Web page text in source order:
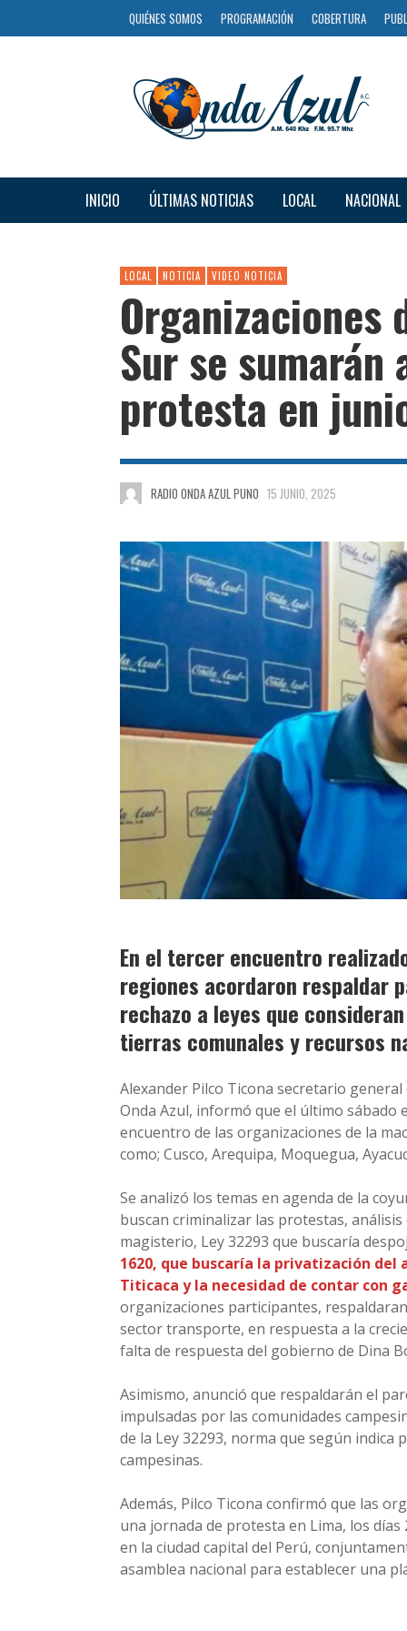
QUIÉNES SOMOS PROGRAMACIÓN COBERTURA
INICIO ÚLTIMAS NOTICIAS LOCAL NACIONAL
LOCAL NOTICIA VIDEO NOTICIA
Organizaciones
Sur se sumarán
protesta en
RADIO ONDA AZUL PUNO 15 JUNIO, 2025
En el tercer encuentro
regiones acordaron respaldar
rechazo a leyes que
tierras comunales y recursos
Alexander Pilco Ticona secretario
Onda Azul, informó que el último sábado
encuentro de las organizaciones de la
como; Cusco, Arequipa, Moquegua,
Se analizó los temas en agenda de la
buscan criminalizar las protestas,
magisterio, Ley 32293 que buscaría
1620, que buscaría la privatización
Titicaca y la necesidad de contar con
organizaciones participantes,
sector transporte, en respuesta a la
falta de respuesta del gobierno de Dina
Asimismo, anunció que respaldarán el
impulsadas por las comunidades
de la Ley 32293, norma que según
campesinas.
Además, Pilco Ticona confirmó que las
una jornada de protesta en Lima, los
en la ciudad capital del Perú,
asamblea nacional para establecer una